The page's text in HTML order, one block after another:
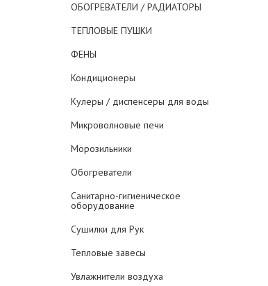
ОБОГРЕВАТЕЛИ / РАДИАТОРЫ
ТЕПЛОВЫЕ ПУШКИ
ФЕНЫ
Кондиционеры
Кулеры / диспенсеры для воды
Микроволновые печи
Морозильники
Обогреватели
Санитарно-гигиеническое
оборудование
Сушилки для Рук
Тепловые завесы
Увлажнители воздуха